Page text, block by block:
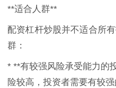
**适合人群**
配资杠杆炒股并不适合所
群：
* **有较强风险承受能力的
险较高，投资者需要有较强